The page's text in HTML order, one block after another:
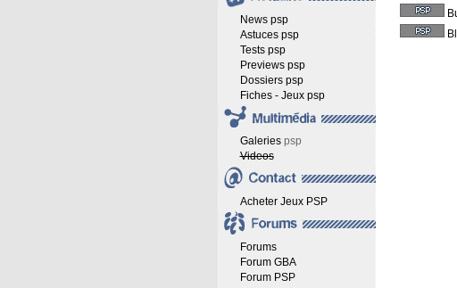
News psp
Astuces psp
Tests psp
Previews psp
Dossiers psp
Fiches - Jeux psp
Galeriespsp
Videos
Acheter Jeux PSP
Forums
Forum GBA
Forum PSP